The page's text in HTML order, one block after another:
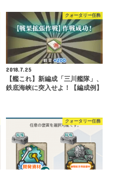
クォータリー任務
2018.7.25
【艦これ】新編成「三川艦隊」、
鉄底海峡に突入せよ！【編成例】
クォータリー任務